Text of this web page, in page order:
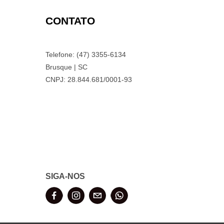
CONTATO
Telefone: (47) 3355-6134
Brusque | SC
CNPJ: 28.844.681/0001-93
SIGA-NOS